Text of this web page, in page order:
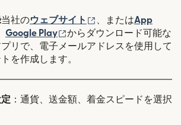
当社のウェブサイト （別ウィンドウで
、またはApp
（別ウィンドウで開きます）
Google Play （別ウィンドウで開きま
からダウンロード可能な
リで、電子メールアドレスを使用して
を作成します。
：通貨、送金額、着金スピードを選択